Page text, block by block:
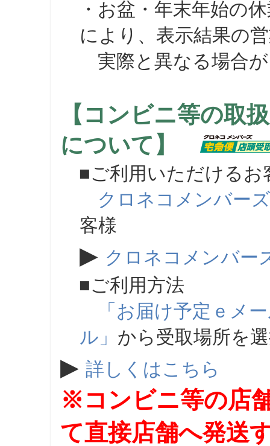
・お盆・年末年始の
により、表示結果の
実際と異なる場合が
【コンビニ等の取
について】
■ご利用いただけるお
クロネコメンバーズ
客様
▶ クロネコメンバー
■ご利用方法
「お届け予定ｅメ
ル」 から受取場所を
▶ 詳しくはこちら
※コンビニ等の店
て直接店舗へ発送